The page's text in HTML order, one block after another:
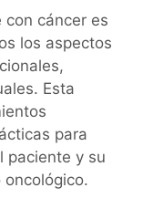
cáncer es
los aspectos
Esta
para
paciente y su